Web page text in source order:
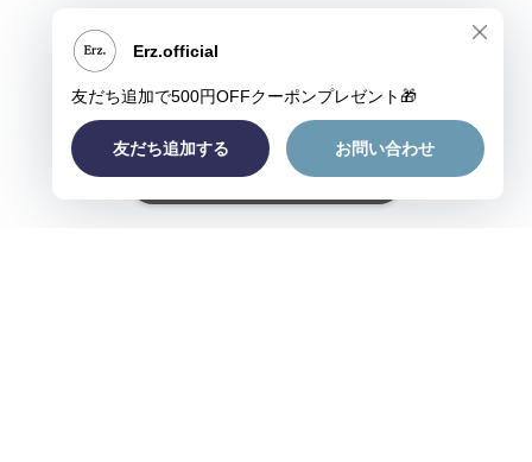
ショップに質問する